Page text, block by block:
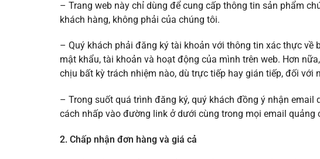
– Trang web này chỉ dùng để cung cấp thông tin sản phẩm
khách hàng, không phải của chúng tôi.
– Quý khách phải đăng ký tài khoản với thông tin xác thực
mật khẩu, tài khoản và hoạt động của mình trên web. Hơn
chịu bất kỳ trách nhiệm nào, dù trực tiếp hay gián tiếp, đối
– Trong suốt quá trình đăng ký, quý khách đồng ý nhận
cách nhấp vào đường link ở dưới cùng trong mọi email quảng
2. Chấp nhận đơn hàng và giá cả